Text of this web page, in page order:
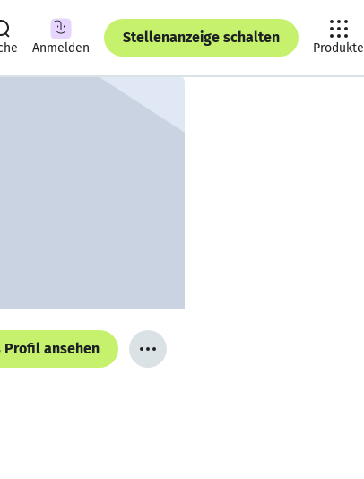
Anmelden
Stellenanzeige schalten
Produkte
Profil ansehen